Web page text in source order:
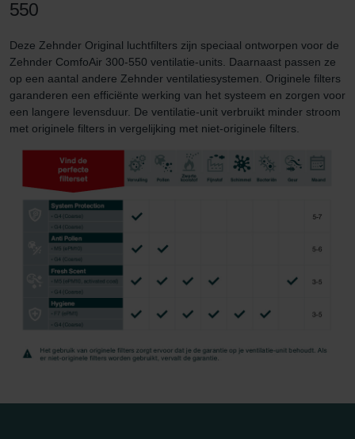
550
Deze Zehnder Original luchtfilters zijn speciaal ontworpen voor de
Zehnder ComfoAir 300-550 ventilatie-units. Daarnaast passen ze
op een aantal andere Zehnder ventilatiesystemen. Originele filters
garanderen een efficiënte werking van het systeem en zorgen voor
een langere levensduur. De ventilatie-unit verbruikt minder stroom
met originele filters in vergelijking met niet-originele filters.